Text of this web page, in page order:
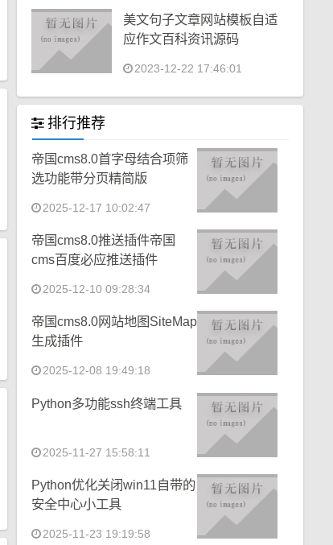
美文句子文章网站模板自适
应作文百科资讯源码
2023-12-22 17:46:01
排行推荐
帝国cms8.0首字母结合项筛
选功能带分页精简版
2025-12-17 10:02:47
帝国cms8.0推送插件帝国
cms百度必应推送插件
2025-12-10 09:28:34
帝国cms8.0网站地图SiteMap
生成插件
2025-12-08 19:49:18
Python多功能ssh终端工具
2025-11-27 15:58:11
Python优化关闭win11自带的
安全中心小工具
2025-11-23 19:19:58